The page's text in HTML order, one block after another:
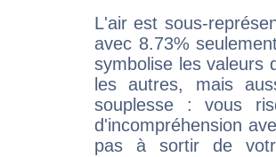
L'air est sous-
avec 8.73%
symbolise les valeurs
les autres, mais
souplesse : vous
d'incompréhension
pas à sortir de